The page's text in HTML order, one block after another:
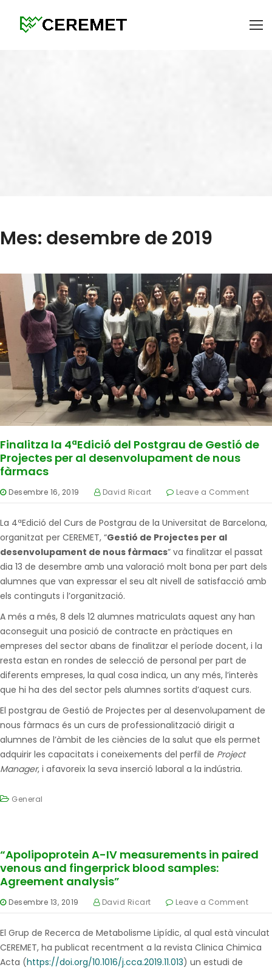
Mes: desembre de 2019
Finalitza la 4ªEdició del Postgrau de Gestió de
Projectes per al desenvolupament de nous
fàrmacs
Desembre 16, 2019 David Ricart Leave a Comment
La 4ªEdició del Curs de Postgrau de la Universitat de Barcelona,
organitzat per CEREMET, “Gestió de Projectes per al
desenvolupament de nous fàrmacs” va finalitzar el passat
dia 13 de desembre amb una valoració molt bona per part dels
alumnes que van expressar el seu alt nivell de satisfacció amb
els continguts i l’organització.
A més a més, 8 dels 12 alumnes matriculats aquest any han
aconseguit una posició de contracte en pràctiques en
empreses del sector abans de finalitzar el període docent, i la
resta estan en rondes de selecció de personal per part de
diferents empreses, la qual cosa indica, un any més, l’interès
que hi ha des del sector pels alumnes sortits d’aquest curs.
El postgrau de Gestió de Projectes per al desenvolupament de
nous fàrmacs és un curs de professionalització dirigit a
alumnes de l’àmbit de les ciències de la salut que els permet
adquirir les capacitats i coneixements del perfil de Project
Manager, i afavoreix la seva inserció laboral a la indústria.
General
“Apolipoprotein A-IV measurements in paired
venous and fingerprick blood samples:
Agreement analysis”
Desembre 13, 2019 David Ricart Leave a Comment
El Grup de Recerca de Metabolisme Lipídic, al qual està vinculat
CEREMET, ha publicat recentment a la revista Clinica Chimica
Acta (https://doi.org/10.1016/j.cca.2019.11.013) un estudi de